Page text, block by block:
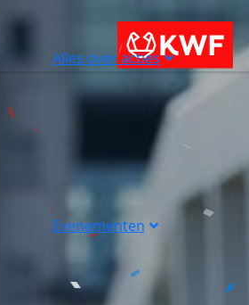
Alles over acties
Evenementen